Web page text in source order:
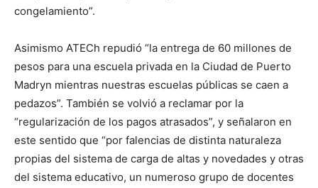
congelamiento”.
Asimismo ATECh repudió “la entrega de 60 millones de
pesos para una escuela privada en la Ciudad de Puerto
Madryn mientras nuestras escuelas públicas se caen a
pedazos”. También se volvió a reclamar por la
“regularización de los pagos atrasados”, y señalaron en
este sentido que “por falencias de distinta naturaleza
propias del sistema de carga de altas y novedades y otras
del sistema educativo, un numeroso grupo de docentes